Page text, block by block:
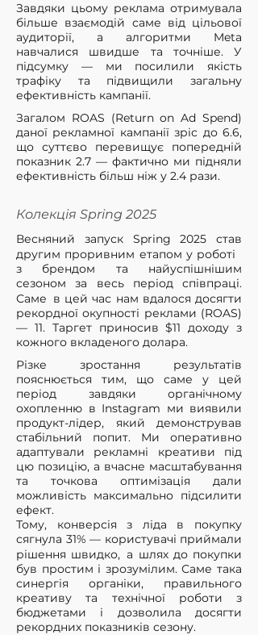
Завдяки цьому реклама отримувала
більше взаємодій саме від цільової
аудиторії, а алгоритми Meta
навчалися швидше та точніше. У
підсумку — ми посилили якість
трафіку та підвищили загальну
ефективність кампанії.
Загалом ROAS (Return on Ad Spend)
даної рекламної кампанії зріс до 6.6,
що суттєво перевищує попередній
показник 2.7 — фактично ми підняли
ефективність більш ніж у 2.4 рази.
Колекція Spring 2025
Весняний запуск Spring 2025 став
другим проривним етапом у роботі
з брендом та найуспішнішим
сезоном за весь період співпраці.
Саме в цей час нам вдалося досягти
рекордної окупності реклами (ROAS)
— 11. Таргет приносив $11 доходу з
кожного вкладеного долара.
Різке зростання результатів
пояснюється тим, що саме у цей
період завдяки органічному
охопленню в Instagram ми виявили
продукт-лідер, який демонстрував
стабільний попит. Ми оперативно
адаптували рекламні креативи під
цю позицію, а вчасне масштабування
та точкова оптимізація дали
можливість максимально підсилити
ефект.
Тому, конверсія з ліда в покупку
сягнула 31% — користувачі приймали
рішення швидко, а шлях до покупки
був простим і зрозумілим. Саме така
синергія органіки, правильного
креативу та технічної роботи з
бюджетами і дозволила досягти
рекордних показників сезону.